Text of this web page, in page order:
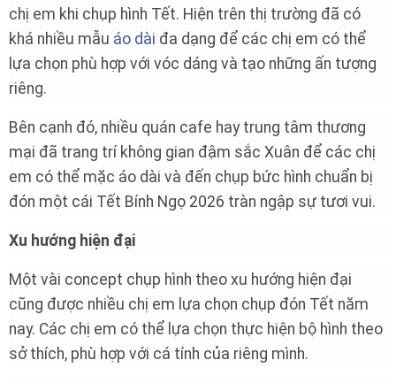
chị em khi chụp hình Tết. Hiện trên thị trường đã có
khá nhiều mẫu áo dài đa dạng để các chị em có thể
lựa chọn phù hợp với vóc dáng và tạo những ấn tượng
riêng.
Bên cạnh đó, nhiều quán cafe hay trung tâm thương
mại đã trang trí không gian đậm sắc Xuân để các chị
em có thể mặc áo dài và đến chụp bức hình chuẩn bị
đón một cái Tết Bính Ngọ 2026 tràn ngập sự tươi vui.
Xu hướng hiện đại
Một vài concept chụp hình theo xu hướng hiện đại
cũng được nhiều chị em lựa chọn chụp đón Tết năm
nay. Các chị em có thể lựa chọn thực hiện bộ hình theo
sở thích, phù hợp với cá tính của riêng mình.